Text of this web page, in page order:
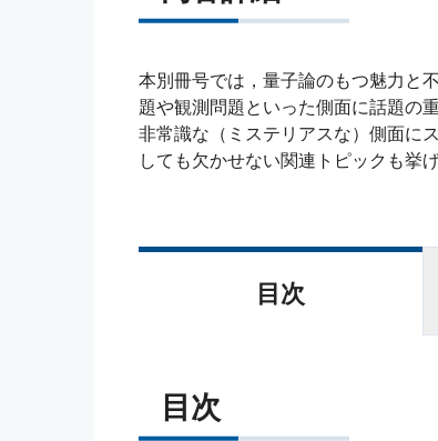
本別冊号では，量子論のもつ魅力と
題や観測問題といった側面に話題の
非常識な（ミステリアスな）側面に
しても欠かせない関連トピックも挙
目次
目次